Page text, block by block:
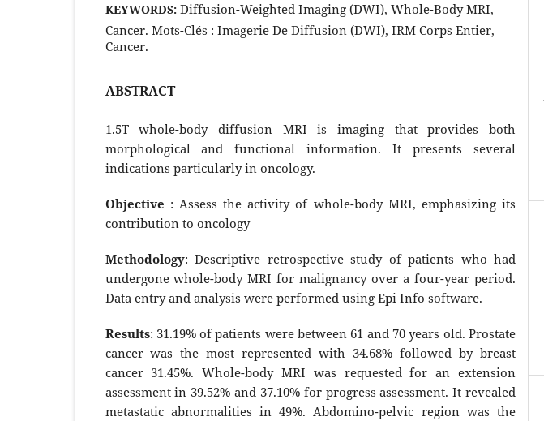
KEYWORDS: Diffusion-Weighted Imaging (DWI), Whole-Body MRI,
Cancer. Mots-Clés : Imagerie De Diffusion (DWI), IRM Corps Entier,
Cancer.
ABSTRACT
1.5T whole-body diffusion MRI is imaging that provides both
morphological and functional information. It presents several
indications particularly in oncology.
Objective : Assess the activity of whole-body MRI, emphasizing its
contribution to oncology
Methodology: Descriptive retrospective study of patients who had
undergone whole-body MRI for malignancy over a four-year period.
Data entry and analysis were performed using Epi Info software.
Results: 31.19% of patients were between 61 and 70 years old. Prostate
cancer was the most represented with 34.68% followed by breast
cancer 31.45%. Whole-body MRI was requested for an extension
assessment in 39.52% and 37.10% for progress assessment. It revealed
metastatic abnormalities in 49%. Abdomino-pelvic region was the